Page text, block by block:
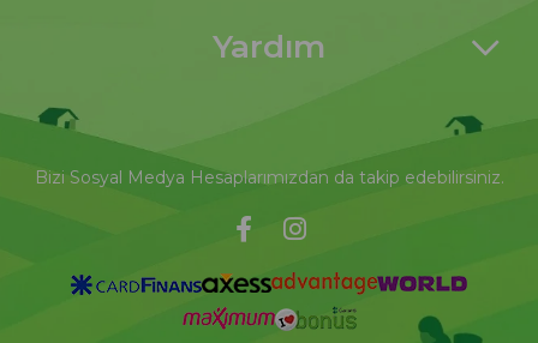
Yardım
Bizi Sosyal Medya Hesaplarımızdan da takip edebilirsiniz.